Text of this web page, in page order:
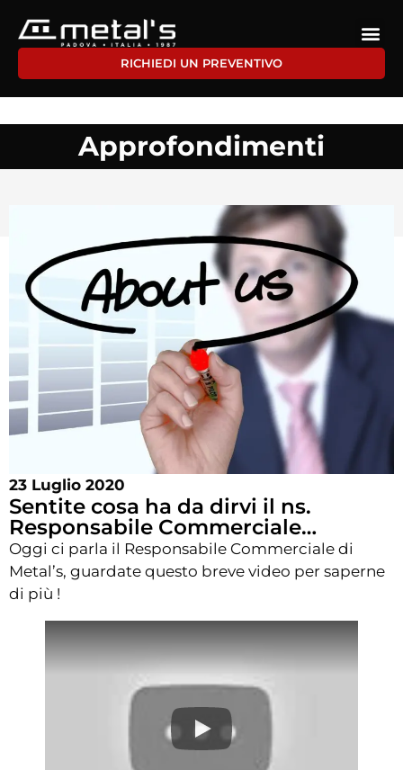
RICHIEDI UN PREVENTIVO
Approfondimenti
23 Luglio 2020
Sentite cosa ha da dirvi il ns.
Responsabile Commerciale…
Oggi ci parla il Responsabile Commerciale di
Metal’s, guardate questo breve video per saperne
di più !